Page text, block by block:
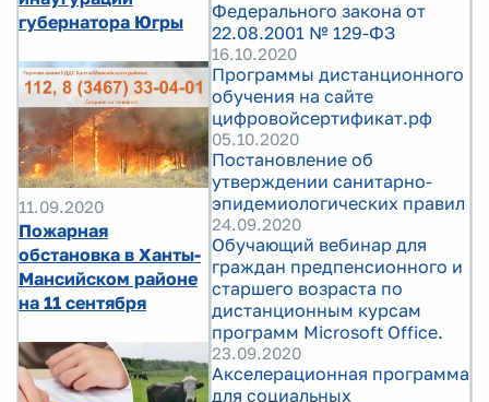
губернатора Югры
11.09.2020
Пожарная
обстановка в Ханты-
Мансийском районе
на 11 сентября
Федерального закона от
22.08.2001 № 129-ФЗ
16.10.2020
Программы дистанционного
обучения на сайте
цифровойсертификат.рф
05.10.2020
Постановление об
утверждении санитарно-
эпидемиологических правил
24.09.2020
Обучающий вебинар для
граждан предпенсионного и
старшего возраста по
дистанционным курсам
программ Microsoft Office.
23.09.2020
Акселерационная программа
для социальных